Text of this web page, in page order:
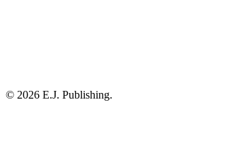
© 2026 E.J. Publishing.